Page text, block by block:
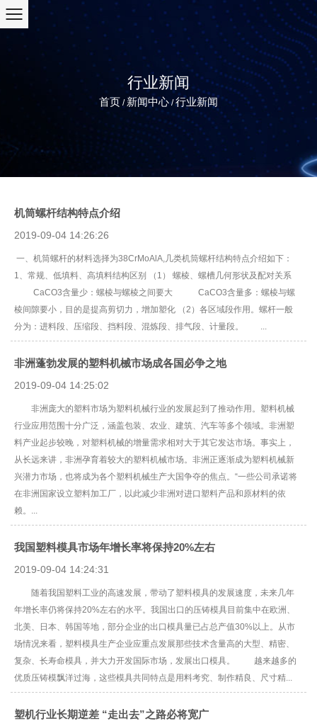
行业新闻
首页 / 新闻中心/行业新闻
机筒螺杆结构特点介绍
2019-09-04 14:26:26
一、机筒螺杆的材料选择为38CrMoAlA,几类机筒螺杆结构特点介绍如下：
1、常规、低填料、高填料结构区别 （1） 螺棱、螺槽几何形状及配对关系
CaCO3含量少：螺棱与螺棱之间要大 CaCO3含量多：螺棱与螺
棱间隙要小，目的是提高剪切力，增加塑化 （2）各区域段作用。螺杆一般
分为：进料段、压缩段、挡料段、混炼段、排气段、计量段。 ...
非洲蓬勃发展的塑料机械市场成各国必争之地
2019-09-04 14:25:02
非洲庞大的塑料市场为塑料机械行业的发展起到了推动作用。塑料机械
行业应用范围十分广泛，涵盖包装、农业、建筑、汽车等多个领域。非洲塑
料产业起步较晚，对塑料机械的增量需求相对大于其它发达市场。事实上，
从长远来讲，非洲孕育着较大的塑料机械市场。非洲正逐渐成为塑料机械新
兴潜力市场，也将成为各个塑料机械生产大国争夺的焦点。“一些公司承诺将
在非洲国家设立塑料加工厂，以此减少非洲对进口塑料产品和原材料的依
赖。...
我国塑料模具市场年增长率将保持20%左右
2019-09-04 14:24:31
随着我国塑料工业的高速发展，带动了塑料模具的发展速度，未来几年
年增长率仍将保持20%左右的水平。我国出口的压铸模具目前集中在欧洲、
北美、日本、韩国等地，部分企业的出口模具量已占总产值30%以上。从市
场情况来看，塑料模具生产企业应重点发展那些技术含量高的大型、精密、
复杂、长寿命模具，并大力开发国际市场，发展出口模具。 越来越多的
优质压铸模飘洋过海，这些模具共同特点是用料考究、制作精良、尺寸精...
塑机行业长期逆差 “走出去”之路必将宽广